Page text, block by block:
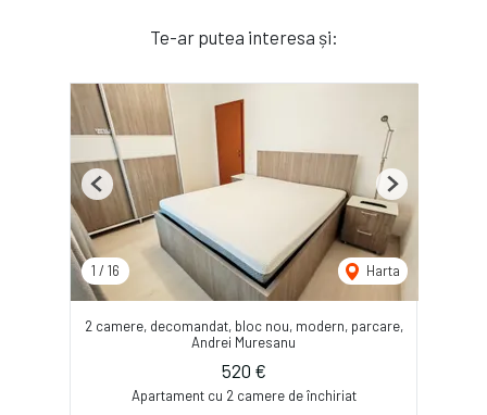
Te-ar putea interesa și:
1 / 16 Harta
Previous Next
2 camere, decomandat, bloc nou, modern, parcare,
Andrei Muresanu
520 €
Apartament cu 2 camere de închiriat